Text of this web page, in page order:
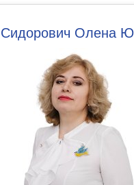
Сидорович Олена